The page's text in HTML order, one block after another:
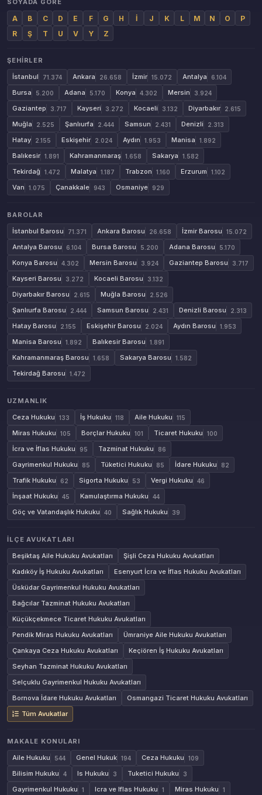
SOYADA GÖRE
A B C D E F G H İ J K L M N O
P
R
Ş T U V Y Z
ŞEHIRLER
İstanbul
71.374 Ankara 26.658 İzmir 15.072 Antalya 6.104
Bursa 5.200 Adana 5.170 Konya 4.302 Mersin 3.924
Gaziantep 3.717 Kayseri 3.272 Kocaeli 3.132 Diyarbakır 2.615
Muğla 2.525 Şanlıurfa 2.444 Samsun 2.431 Denizli 2.313
Hatay 2.155 Eskişehir 2.024 Aydın 1.953 Manisa 1.892
Balıkesir 1.891 Kahramanmaraş 1.658 Sakarya 1.582
Tekirdağ 1.472 Malatya 1.187 Trabzon 1.160 Erzurum 1.102
Van 1.075 Çanakkale 943 Osmaniye 929
BAROLAR
İstanbul Barosu
71.371 Ankara Barosu 26.658 İzmir Barosu 15.072
Antalya Barosu 6.104 Bursa Barosu 5.200 Adana Barosu 5.170
Konya Barosu 4.302 Mersin Barosu 3.924 Gaziantep Barosu 3.717
Kayseri Barosu 3.272 Kocaeli Barosu 3.132
Diyarbakır Barosu 2.615 Muğla Barosu 2.526
Şanlıurfa Barosu 2.444 Samsun Barosu 2.431 Denizli Barosu 2.313
Hatay Barosu 2.155 Eskişehir Barosu 2.024 Aydın Barosu 1.953
Manisa Barosu 1.892 Balıkesir Barosu 1.891
Kahramanmaraş Barosu 1.658 Sakarya Barosu 1.582
Tekirdağ Barosu 1.472
UZMANLIK
Ceza Hukuku
133 İş Hukuku 118 Aile Hukuku 115
Miras Hukuku 105 Borçlar Hukuku 101 Ticaret Hukuku 100
İcra ve İflas Hukuku 95 Tazminat Hukuku 86
Gayrimenkul Hukuku 85 Tüketici Hukuku 85 İdare Hukuku 82
Trafik Hukuku 62 Sigorta Hukuku 53 Vergi Hukuku 46
İnşaat Hukuku 45 Kamulaştırma Hukuku 44
Göç ve Vatandaşlık Hukuku 40 Sağlık Hukuku 39
İLÇE AVUKATLARI
Beşiktaş Aile Hukuku Avukatları
Şişli Ceza Hukuku Avukatları
Kadıköy İş Hukuku Avukatları
Esenyurt İcra ve İflas Hukuku Avukatları
Üsküdar Gayrimenkul Hukuku Avukatları
Bağcılar Tazminat Hukuku Avukatları
Küçükçekmece Ticaret Hukuku Avukatları
Pendik Miras Hukuku Avukatları
Ümraniye Aile Hukuku Avukatları
Çankaya Ceza Hukuku Avukatları
Keçiören İş Hukuku Avukatları
Seyhan Tazminat Hukuku Avukatları
Selçuklu Gayrimenkul Hukuku Avukatları
Bornova İdare Hukuku Avukatları
Osmangazi Ticaret Hukuku Avukatları
Tüm Avukatlar
MAKALE KONULARI
Aile Hukuku
544 Genel Hukuk 194 Ceza Hukuku 109
Bilisim Hukuku 4 Is Hukuku 3 Tuketici Hukuku 3
Gayrimenkul Hukuku 1 Icra ve Iflas Hukuku 1 Miras Hukuku 1